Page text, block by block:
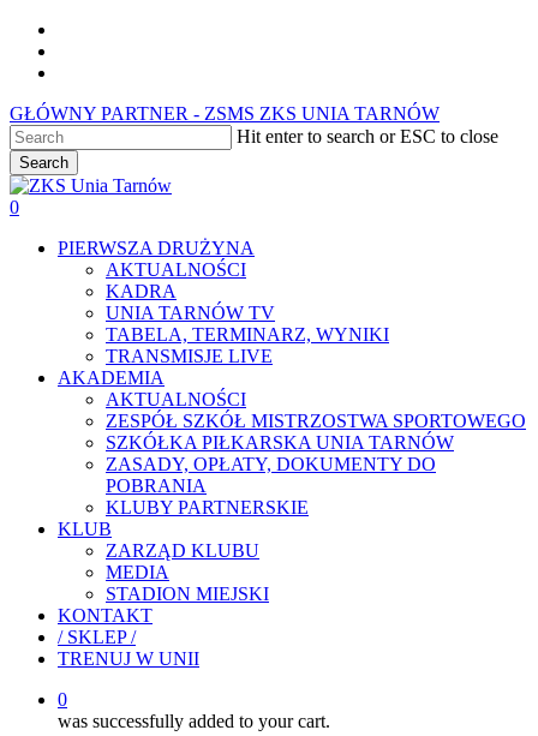
Skip
main
GŁÓWNY PARTNER - ZSMS ZKS UNIA TARNÓW
Hit enter to search or ESC to close
Search
Close
Search
0
PIERWSZA DRUŻYNA
AKTUALNOŚCI
KADRA
UNIA TARNÓW TV
TABELA, TERMINARZ, WYNIKI
TRANSMISJE LIVE
AKADEMIA
AKTUALNOŚCI
ZESPÓŁ SZKÓŁ MISTRZOSTWA SPORTOWEGO
SZKÓŁKA PIŁKARSKA UNIA TARNÓW
ZASADY, OPŁATY, DOKUMENTY DO
POBRANIA
KLUBY PARTNERSKIE
KLUB
ZARZĄD KLUBU
MEDIA
STADION MIEJSKI
KONTAKT
/ SKLEP /
TRENUJ W UNII
0
was successfully added to your cart.